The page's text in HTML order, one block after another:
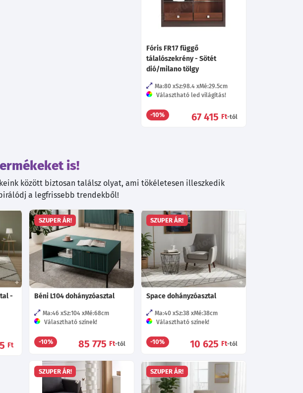
Fóris FR17 függő
tálalószekrény - Sötét
dió/milano tölgy
Ma:80 Sz:98.4 Mé:29.5cm
Választható led világítás!
-10% 67 415 Ft-tól
is!
között biztosan találsz olyat, ami tökéletesen illeszkedik
a legfrissebb trendekből!
-
Ft
SZUPER ÁR!
Béni L104 dohányzóasztal
Ma:46 Sz:104 Mé:68cm
Választható színek!
-10% 85 775 Ft-tól
SZUPER ÁR!
Space dohányzóasztal
Ma:40 Sz:38 Mé:38cm
Választható színek!
-10% 10 625 Ft-tól
SZUPER ÁR! SZUPER ÁR!